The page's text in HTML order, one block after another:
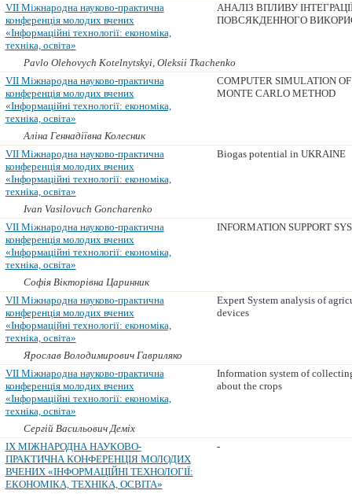
VII Міжнародна науково-практична
конференція молодих вчених
«Інформаційні технології: економіка,
техніка, освіта»
АНАЛІЗ ВПЛИВУ
ПОВСЯКДЕННОГО
Pavlo Olehovych Kotelnytskyi, Oleksii Tkachenko
VII Міжнародна науково-практична
конференція молодих вчених
«Інформаційні технології: економіка,
техніка, освіта»
COMPUTER SIMULATION
MONTE CARLO METHOD
Аліна Геннадіївна Колесник
VII Міжнародна науково-практична
конференція молодих вчених
«Інформаційні технології: економіка,
техніка, освіта»
Biogas potential in UKRAINE
Ivan Vasilovuch Goncharenko
VII Міжнародна науково-практична
конференція молодих вчених
«Інформаційні технології: економіка,
техніка, освіта»
INFORMATION SUPPORT
Софія Вікторівна Царинник
VII Міжнародна науково-практична
конференція молодих вчених
«Інформаційні технології: економіка,
техніка, освіта»
Expert System analysis of
devices
Ярослав Володимирович Гавриляко
VII Міжнародна науково-практична
конференція молодих вчених
«Інформаційні технології: економіка,
техніка, освіта»
Information system of
about the crops
Сергій Васильович Деміх
IX МІЖНАРОДНА НАУКОВО-
ПРАКТИЧНА КОНФЕРЕНЦІЯ МОЛОДИХ
ВЧЕНИХ «ІНФОРМАЦІЙНІ ТЕХНОЛОГІЇ:
ЕКОНОМІКА, ТЕХНІКА, ОСВІТА»
-